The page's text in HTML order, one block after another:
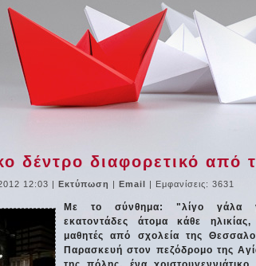
δέντρο διαφορετικό από
12:03 | Εκτύπωση | Email | Εμφανίσεις: 3631
Με το σύνθημα: "λίγο γάλα
εκατοντάδες άτομα κάθε
μαθητές από σχολεία της
Παρασκευή στον πεζόδρομο της